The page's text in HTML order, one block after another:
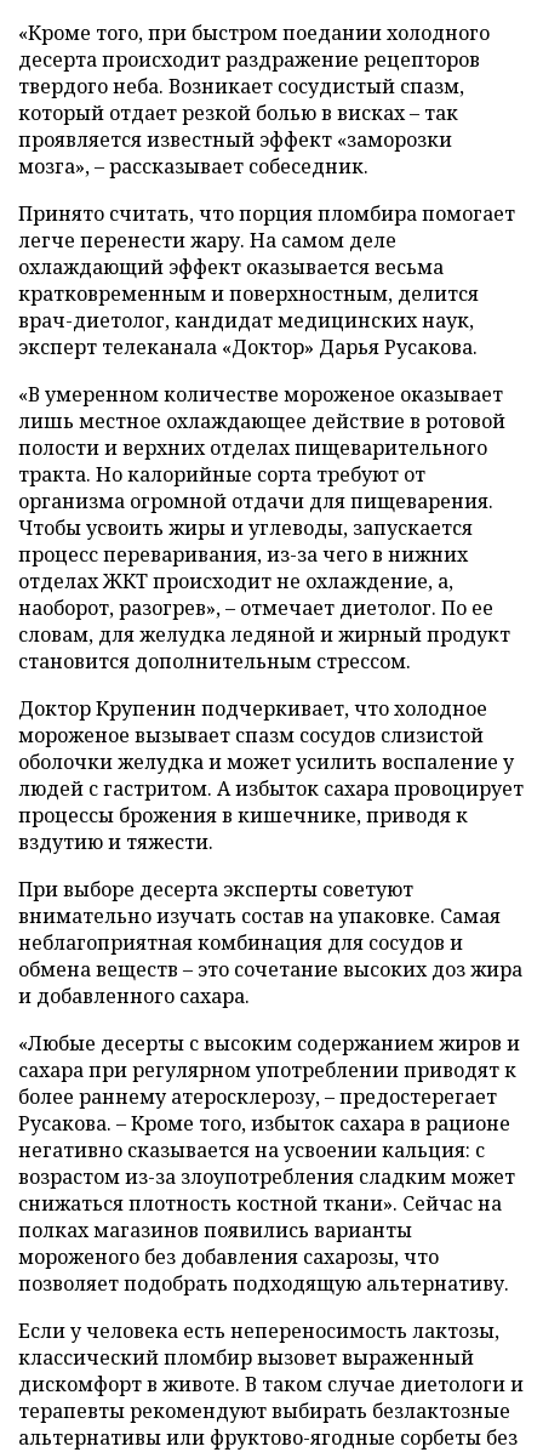
«Кроме того, при быстром поедании холодного
десерта происходит раздражение рецепторов
твердого неба. Возникает сосудистый спазм,
который отдает резкой болью в висках – так
проявляется известный эффект «заморозки
мозга», – рассказывает собеседник.
Принято считать, что порция пломбира помогает
легче перенести жару. На самом деле
охлаждающий эффект оказывается весьма
кратковременным и поверхностным, делится
врач-диетолог, кандидат медицинских наук,
эксперт телеканала «Доктор» Дарья Русакова.
«В умеренном количестве мороженое оказывает
лишь местное охлаждающее действие в ротовой
полости и верхних отделах пищеварительного
тракта. Но калорийные сорта требуют от
организма огромной отдачи для пищеварения.
Чтобы усвоить жиры и углеводы, запускается
процесс переваривания, из-за чего в нижних
отделах ЖКТ происходит не охлаждение, а,
наоборот, разогрев», – отмечает диетолог. По ее
словам, для желудка ледяной и жирный продукт
становится дополнительным стрессом.
Доктор Крупенин подчеркивает, что холодное
мороженое вызывает спазм сосудов слизистой
оболочки желудка и может усилить воспаление у
людей с гастритом. А избыток сахара провоцирует
процессы брожения в кишечнике, приводя к
вздутию и тяжести.
При выборе десерта эксперты советуют
внимательно изучать состав на упаковке. Самая
неблагоприятная комбинация для сосудов и
обмена веществ – это сочетание высоких доз жира
и добавленного сахара.
«Любые десерты с высоким содержанием жиров и
сахара при регулярном употреблении приводят к
более раннему атеросклерозу, – предостерегает
Русакова. – Кроме того, избыток сахара в рационе
негативно сказывается на усвоении кальция: с
возрастом из-за злоупотребления сладким может
снижаться плотность костной ткани». Сейчас на
полках магазинов появились варианты
мороженого без добавления сахарозы, что
позволяет подобрать подходящую альтернативу.
Если у человека есть непереносимость лактозы,
классический пломбир вызовет выраженный
дискомфорт в животе. В таком случае диетологи и
терапевты рекомендуют выбирать безлактозные
альтернативы или фруктово-ягодные сорбеты без